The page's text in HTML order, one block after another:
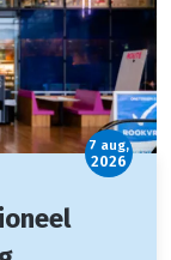
7 aug,
2026